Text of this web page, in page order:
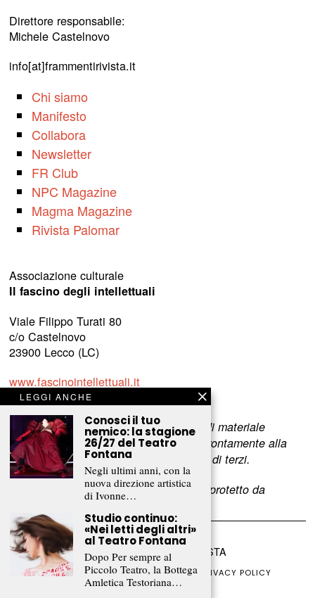
Direttore responsabile:
Michele Castelnovo
info[at]frammentirivista.it
Chi siamo
Manifesto
Collabora
Newsletter
FR Club
NPC Magazine
Magma Magazine
Rivista Palomar
Associazione culturale
Il fascino degli intellettuali
Viale Filippo Turati 80
c/o Castelnovo
23900 Lecco (LC)
www.fascinointellettuali.it
info[at]fascinointellettuali.it
Per segnalare eventuali errori nell’uso di materiale
riservato, scriveteci e provvederemo prontamente alla
rimozione del materiale lesivo dei diritti di terzi.
L’intero contenuto di questo sito web è protetto da
© 2026 FRAMMENTI RIVISTA
CHI SIAMO FR CLUB COLLABORA
PRIVACY POLICY
COOKIE POLICY
LEGGI ANCHE
Conosci il tuo
nemico: la stagione
26/27 del Teatro
Fontana
Negli ultimi anni, con la
nuova direzione artistica
di Ivonne…
Studio continuo:
«Nei letti degli altri»
al Teatro Fontana
Dopo Per sempre al
Piccolo Teatro, la Bottega
Amletica Testoriana…